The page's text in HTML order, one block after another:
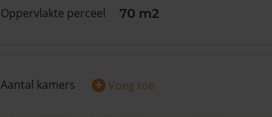
Oppervlakte perceel 70 m2
Aantal kamers + Voeg toe